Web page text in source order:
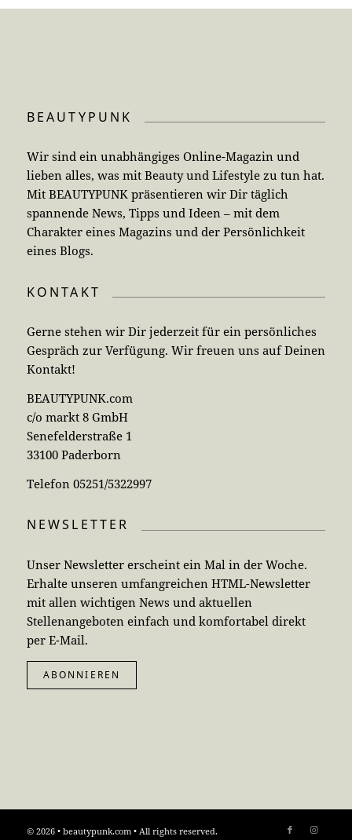
BEAUTYPUNK
Wir sind ein unabhängiges Online-Magazin und
lieben alles, was mit Beauty und Lifestyle zu tun hat.
Mit BEAUTYPUNK präsentieren wir Dir täglich
spannende News, Tipps und Ideen – mit dem
Charakter eines Magazins und der Persönlichkeit
eines Blogs.
KONTAKT
Gerne stehen wir Dir jederzeit für ein persönliches
Gespräch zur Verfügung. Wir freuen uns auf Deinen
Kontakt!
BEAUTYPUNK.com
c/o markt 8 GmbH
Senefelderstraße 1
33100 Paderborn
Telefon 05251/5322997
NEWSLETTER
Unser Newsletter erscheint ein Mal in der Woche.
Erhalte unseren umfangreichen HTML-Newsletter
mit allen wichtigen News und aktuellen
Stellenangeboten einfach und komfortabel direkt
per E-Mail.
ABONNIEREN
© 2026 • beautypunk.com • All rights reserved.